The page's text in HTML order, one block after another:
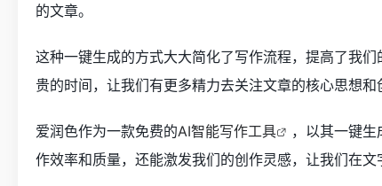
的文章。
这种一键生成的方式大大简化了写作流程，提高了我
贵的时间，让我们有更多精力去关注文章的核心思想和
爱润色作为一款免费的AI智能写作工具
，以其一键
作效率和质量，还能激发我们的创作灵感，让我们在文